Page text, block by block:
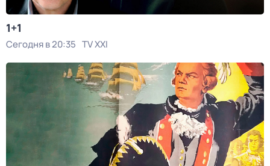
1+1
Сегодня в 20:35 TV XXI